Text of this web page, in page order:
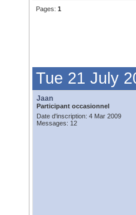
Pages: 1
Tue 21 July
Jaan
Participant occasionnel
Date d'inscription: 4 Mar 2009
Messages: 12